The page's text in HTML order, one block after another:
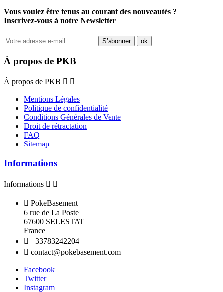
Vous voulez être tenus au courant des nouveautés ?
Inscrivez-vous à notre Newsletter
À propos de PKB
À propos de PKB  
Mentions Légales
Politique de confidentialité
Conditions Générales de Vente
Droit de rétractation
FAQ
Sitemap
Informations
Informations  
 PokeBasement
6 rue de La Poste
67600 SELESTAT
France
 +33783242204
 contact@pokebasement.com
Facebook
Twitter
Instagram